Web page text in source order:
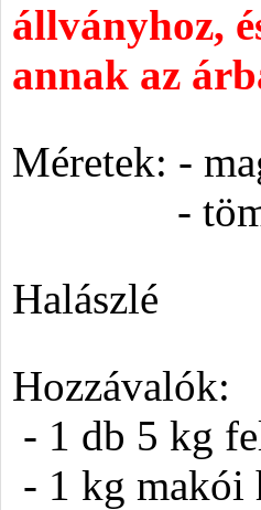
állványhoz,
annak az
Méretek: -
-
Halászlé
Hozzávalók:
- 1 db 5 kg
- 1 kg makói